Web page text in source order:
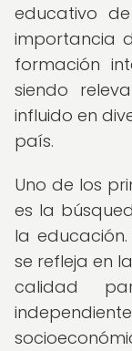
educativo
importancia
formación
siendo
influido en
país.
Uno de los
es la
la
se refleja en
calidad